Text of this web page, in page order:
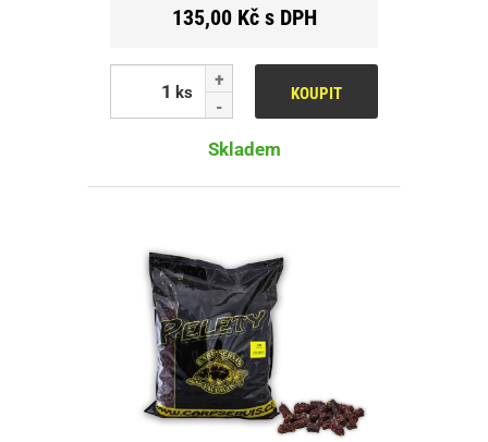
135,00 Kč s DPH
ks KOUPIT
Skladem